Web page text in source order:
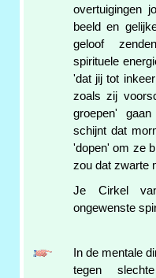
overtuigingen
beeld en
geloof
spirituele
'dat jij tot
zoals zij
groepen'
schijnt dat
'dopen' om ze
zou dat zwarte
Je Cirkel
ongewenste
In de mentale
tegen